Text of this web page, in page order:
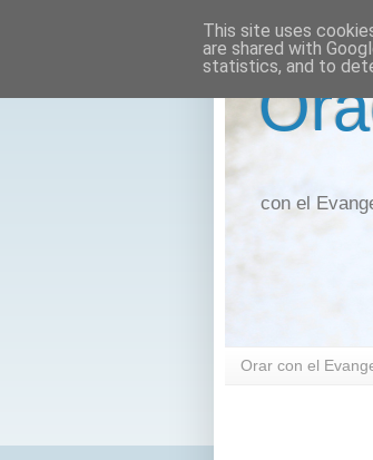
con el
Orar con el
This site uses
are shared with
statistics, and to